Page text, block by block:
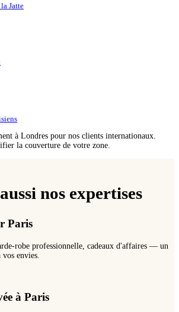
Jatte
à Londres pour nos clients internationaux.
la couverture de votre zone.
nos expertises
Paris
robe professionnelle, cadeaux d'affaires — un
envies.
à Paris